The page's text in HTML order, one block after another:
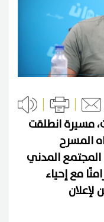
مسيرة انطلقت
المسرح
المدني
مع إحياء